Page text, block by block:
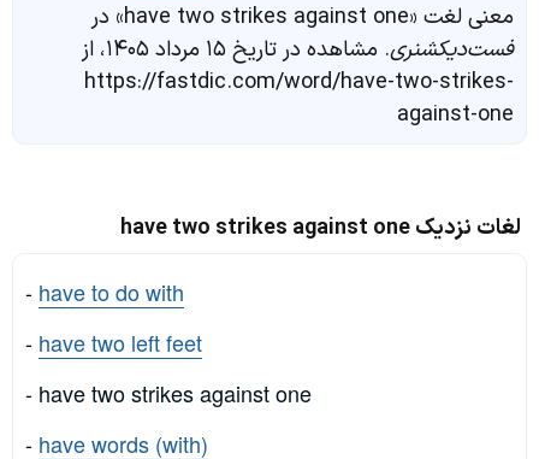
معنی لغت «have two strikes against one» در
فست‌دیکشنری
. مشاهده در تاریخ ۱۵ مرداد ۱۴۰۵، از
https://fastdic.com/word/have-two-strikes-
against-one
لغات نزدیک have two strikes against one
- have to do with
- have two left feet
- have two strikes against one
- have words (with)